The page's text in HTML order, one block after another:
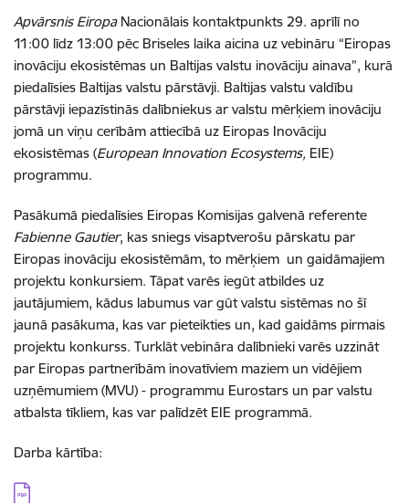
Apvārsnis EiropaNacionālais kontaktpunkts 29. aprīlī no
11:00 līdz 13:00 pēc Briseles laika aicina uz vebināru “Eiropas
inovāciju ekosistēmas un Baltijas valstu inovāciju ainava”, kurā
piedalīsies Baltijas valstu pārstāvji. Baltijas valstu valdību
pārstāvji iepazīstinās dalībniekus ar valstu mērķiem inovāciju
jomā un viņu cerībām attiecībā uz Eiropas Inovāciju
ekosistēmas (European Innovation Ecosystems, EIE)
programmu.
Pasākumā piedalīsies Eiropas Komisijas galvenā referente
Fabienne Gautier, kas sniegs visaptverošu pārskatu par
Eiropas inovāciju ekosistēmām, to mērķiem un gaidāmajiem
projektu konkursiem. Tāpat varēs iegūt atbildes uz
jautājumiem, kādus labumus var gūt valstu sistēmas no šī
jaunā pasākuma, kas var pieteikties un, kad gaidāms pirmais
projektu konkurss. Turklāt vebināra dalībnieki varēs uzzināt
par Eiropas partnerībām inovatīviem maziem un vidējiem
uzņēmumiem (MVU) - programmu Eurostars un par valstu
atbalsta tīkliem, kas var palīdzēt EIE programmā.
Darba kārtība:
Lejupielādēt: